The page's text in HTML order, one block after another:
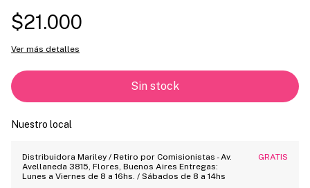
$21.000
Ver más detalles
Nuestro local
Distribuidora Mariley / Retiro por Comisionistas - Av.
Avellaneda 3815, Flores, Buenos Aires Entregas:
Lunes a Viernes de 8 a 16hs. / Sábados de 8 a 14hs
GRATIS